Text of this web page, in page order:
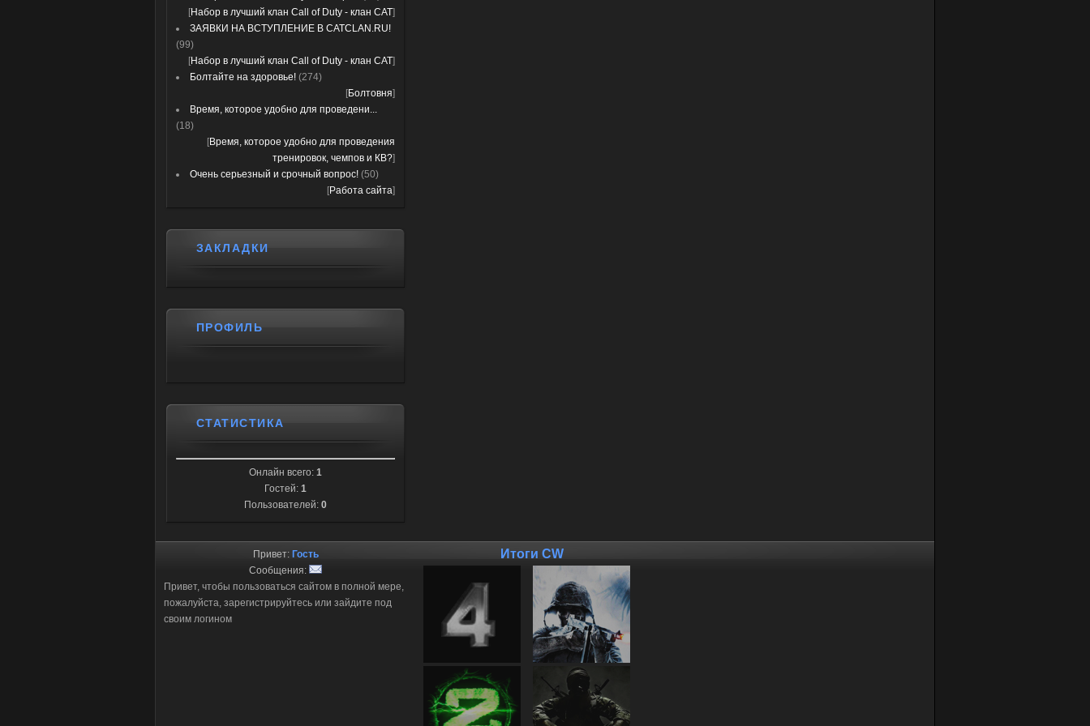
[Набор в лучший клан Call of Duty - клан CAT]
ЗАЯВКИ НА ВСТУПЛЕНИЕ В CATCLAN.RU!
(99)
[Набор в лучший клан Call of Duty - клан CAT]
Болтайте на здоровье! (274)
[Болтовня]
Время, которое удобно для проведени...
(18)
[Время, которое удобно для проведения
тренировок, чемпов и КВ?]
Очень серьезный и срочный вопрос! (50)
[Работа сайта]
ЗАКЛАДКИ
ПРОФИЛЬ
СТАТИСТИКА
Онлайн всего: 1
Гостей: 1
Пользователей: 0
Привет: Гость
Сообщения:
Привет, чтобы пользоваться сайтом в полной мере,
пожалуйста, зарегистрируйтесь или зайдите под
своим логином
Итоги CW